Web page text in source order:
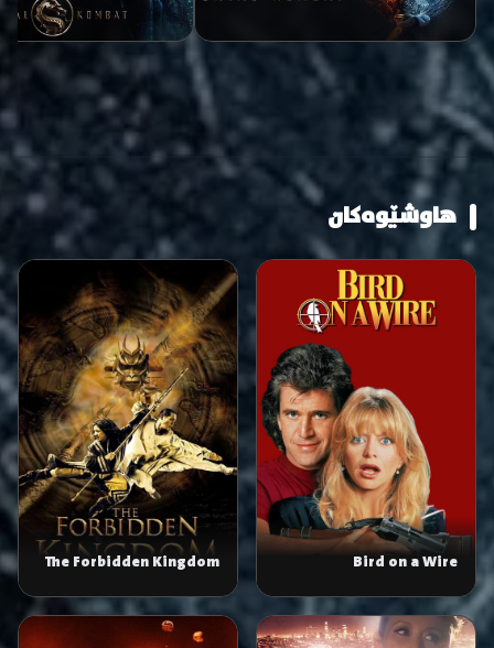
هاوشێوەکان
Bird on a Wire
The Forbidden Kingdom